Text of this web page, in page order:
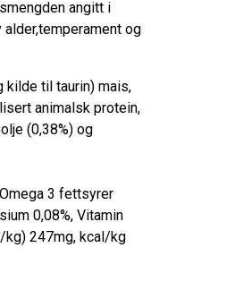
angitt i
og
kilde til taurin) mais,
animalsk protein,
(0,38%) og
3 fettsyrer
0,08%, Vitamin
kg) 247mg, kcal/kg